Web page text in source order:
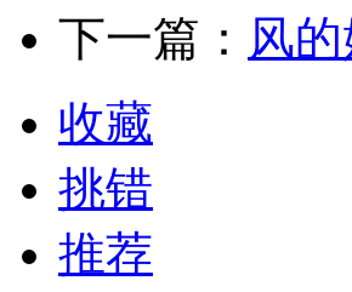
下一篇： 风
收藏
挑错
推荐